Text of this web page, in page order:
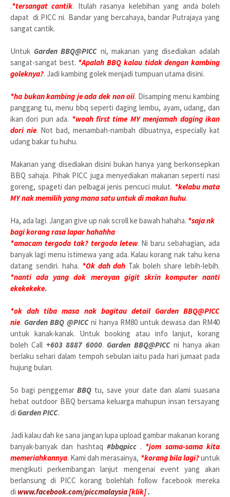
.*tersangat cantik. Itulah rasanya kelebihan yang anda boleh
dapat di PICC ni. Bandar yang bercahaya, bandar Putrajaya yang
sangat cantik.
Untuk Garden BBQ@PICC ni, makanan yang disediakan adalah
sangat-sangat best. *Apalah BBQ kalau tidak dengan kambing
goleknya?. Jadi kambing golek menjadi tumpuan utama disini.
*ha bukan kambing je ada dek non oii. Disamping menu kambing
panggang tu, menu bbq seperti daging lembu, ayam, udang, dan
ikan dori pun ada. *woah first time MY menjamah daging ikan
dori nie. Not bad, menambah-nambah dibuatnya, especially kat
udang bakar tu huhu.
Makanan yang disediakan disini bukan hanya yang berkonsepkan
BBQ sahaja. Pihak PICC juga menyediakan makanan seperti nasi
goreng, spageti dan pelbagai jenis pencuci mulut. *kelabu mata
MY nak memilih yang mana satu untuk di makan huhu.
Ha, ada lagi. Jangan give up nak scroll ke bawah hahaha. *saja nk
bagi korang rasa lapar hahahha
*amacam tergoda tak? tergoda letew. Ni baru sebahagian, ada
banyak lagi menu istimewa yang ada. Kalau korang nak tahu kena
datang sendiri. haha. *Ok dah dah Tak boleh share lebih-lebih.
*nanti ada yang dok meroyan gigit skrin komputer nanti
ekekekeke.
*ok dah tiba masa nak bagitau detail Garden BBQ@PICC
nie. Garden BBQ @PICCni hanya RM80 untuk dewasa dan RM40
untuk kanak-kanak. Untuk booking atau info lanjut, korang
boleh Call +603 8887 6000. Garden BBQ@PICCni hanya akan
berlaku sehari dalam tempoh sebulan iaitu pada hari jumaat pada
hujung bulan.
So bagi penggemarBBQ tu, save your date dan alami suasana
hebat outdoor BBQ bersama keluarga mahupun insan tersayang
di Garden PICC.
Jadi kalau dah ke sana jangan lupa upload gambar makanan korang
banyak-banyak dan hashtaq #bbqpicc. *jom sama-sama kita
memeriahkannya. Kami dah merasainya, *korang bila lagi?untuk
mengikuti perkembangan lanjut mengenai event yang akan
berlansung di PICC korang bolehlah follow facebook mereka
di www.facebook.com/piccmalaysia[klik].